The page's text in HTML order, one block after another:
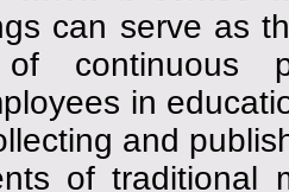
can serve as
of continuous
in
and
of traditional